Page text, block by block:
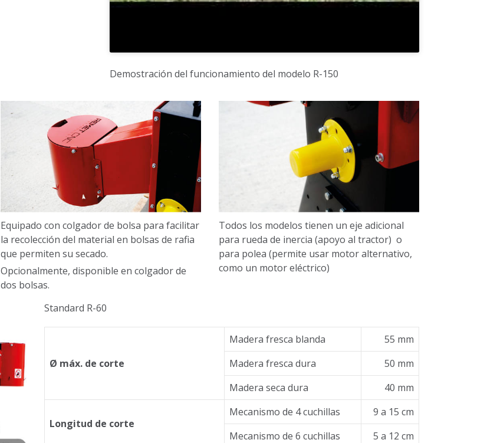
Demostración del funcionamiento del modelo R-150
Equipado con colgador de bolsa para facilitar
la recolección del material en bolsas de rafia
que permiten su secado.
Opcionalmente, disponible en colgador de
dos bolsas.
Todos los modelos tienen un eje adicional
para rueda de inercia (apoyo al tractor) o
para polea (permite usar motor alternativo,
como un motor eléctrico)
Standard R-60
Ø máx. de corte
Madera fresca blanda
55 mm
Madera fresca dura
50 mm
Madera seca dura
40 mm
Longitud de corte
Mecanismo de 4 cuchillas
9 a 15 cm
Mecanismo de 6 cuchillas
5 a 12 cm